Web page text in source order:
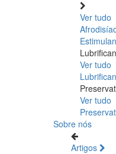
Ver tudo
Ver tudo
Ver tudo
Sobre nós
Artigos